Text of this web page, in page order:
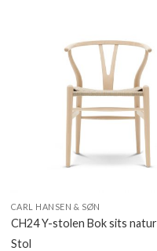
CARL HANSEN & SØN
CH24 Y-stolen Bok sits natur
Stol